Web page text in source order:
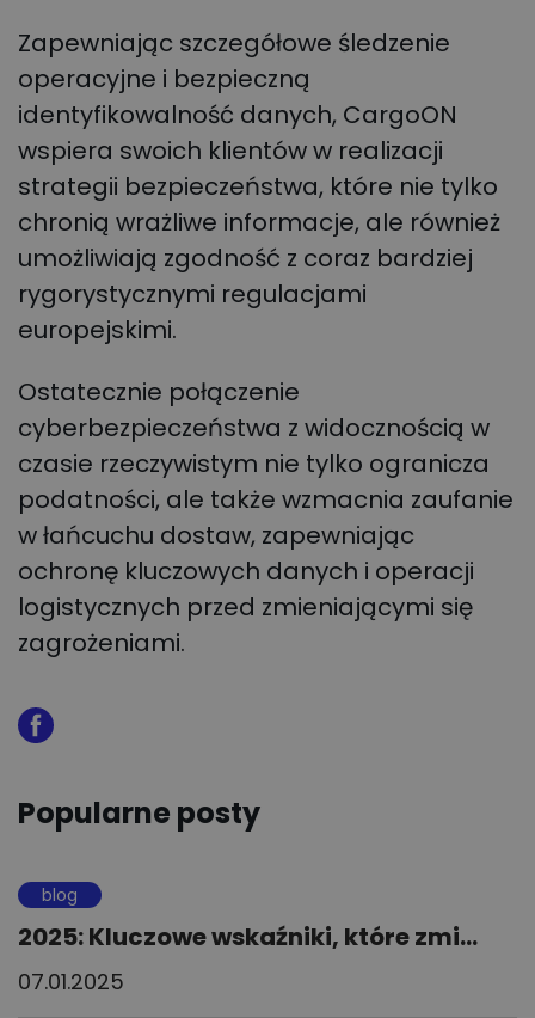
Zapewniając szczegółowe śledzenie
operacyjne i bezpieczną
identyfikowalność danych, CargoON
wspiera swoich klientów w realizacji
strategii bezpieczeństwa, które nie tylko
chronią wrażliwe informacje, ale również
umożliwiają zgodność z coraz bardziej
rygorystycznymi regulacjami
europejskimi.
Ostatecznie połączenie
cyberbezpieczeństwa z widocznością w
czasie rzeczywistym nie tylko ogranicza
podatności, ale także wzmacnia zaufanie
w łańcuchu dostaw, zapewniając
ochronę kluczowych danych i operacji
logistycznych przed zmieniającymi się
zagrożeniami.
Popularne posty
blog
2025: Kluczowe wskaźniki, które zmi...
07.01.2025